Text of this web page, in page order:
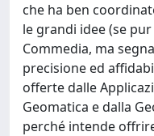
che ha ben
le grandi idee (se
Commedia, ma
precisione ed
offerte dalle
Geomatica e dalla
perché intende